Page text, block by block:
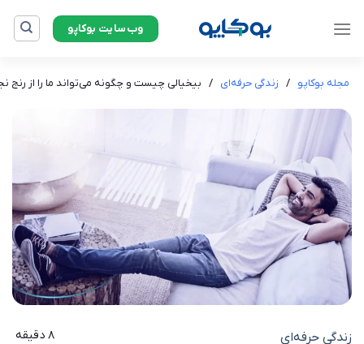
وب‌سایت بوکاپو
مجله بوکاپو / زندگی حرفه‌ای / بیخیالی چیست و چگونه می‌تواند ما را از رنج
زندگی حرفه‌ای 8 دقیقه